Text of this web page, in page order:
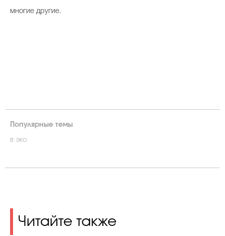
многие другие.
Популярные темы
в эко
Читайте также